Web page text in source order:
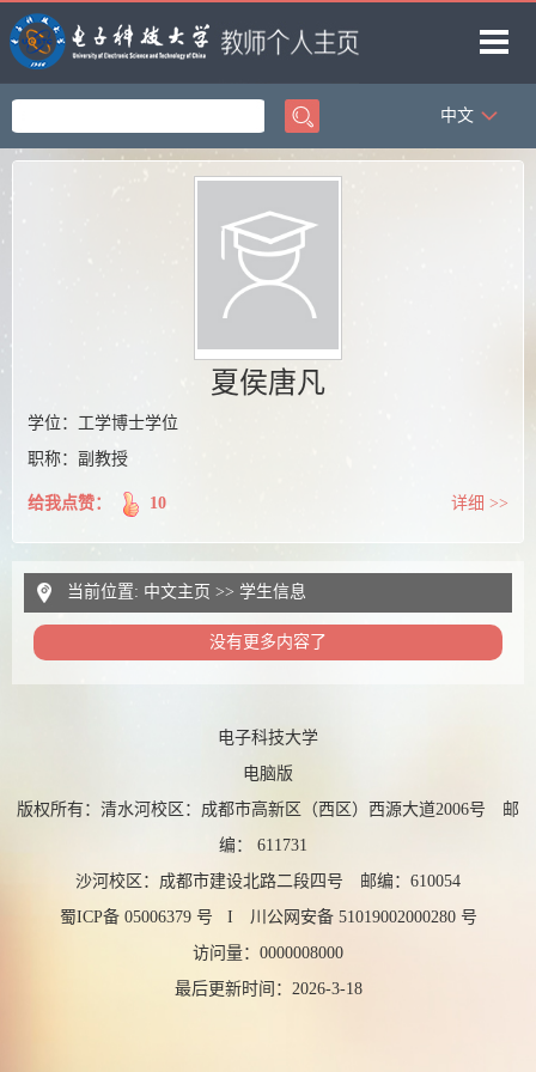
首页
中文
夏侯唐凡
学位：工学博士学位
职称：副教授
给我点赞： 10 详细 >>
当前位置: 中文主页 >> 学生信息
没有更多内容了
电子科技大学
电脑版
版权所有：清水河校区：成都市高新区（西区）西源大道2006号 邮
编： 611731
沙河校区：成都市建设北路二段四号 邮编：610054
蜀ICP备 05006379 号 I 川公网安备 51019002000280 号
访问量： 0000008000
最后更新时间： 2026-3-18